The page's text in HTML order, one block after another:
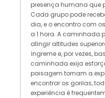
presença humana que
Cada grupo pode
dia, e o encontro com
a 1 hora. A caminhada
atingir altitudes
íngreme e, por vezes,
caminhada exija
paisagem tornam a
encontrar os gorilas,
experiência é